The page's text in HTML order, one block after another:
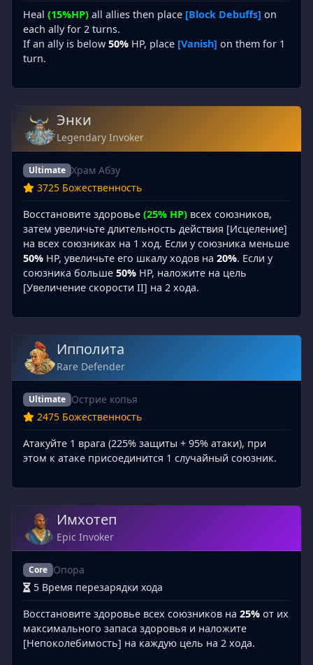
Heal (15%HP) all allies then place [Block Debuffs] on
each ally for 2 turns.
If an ally is below 50% HP, place [Vanish] on them for 1
turn.
Энки
Legendary Invoker
Ultimate Храм Абзу
3725 Божественность
Восстановите здоровье (25% HP) всех союзников,
затем увеличьте длительность действия [Исцеление]
на всех союзниках на 1 ход. Если у союзника меньше
50% HP, увеличьте его шкалу ходов на 20%. Если у
союзника больше 50% HP, наложите на цель
[Увеличение скорости II] на 2 хода.
Ипполита
Rare Defender
Ultimate Острие копья
2475 Божественность
Атакуйте 1 врага (225% защиты + 95% атаки), при
этом к атаке присоединится 1 случайный союзник.
Имхотеп
Epic Invoker
Core Опора
5 Время перезарядки хода
Восстановите здоровье всех союзников на 25% от их
максимального запаса здоровья и наложите
[Непоколебимость] на каждую цель на 2 хода.